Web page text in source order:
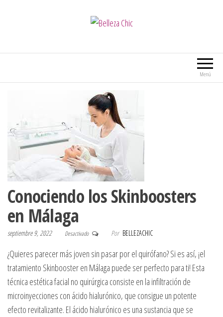
Menú
Conociendo los Skinboosters
en Málaga
septiembre 9, 2022 Desactivado Por BELLEZACHIC
¿Quieres parecer más joven sin pasar por el quirófano? Si es así, ¡el
tratamiento Skinbooster en Málaga puede ser perfecto para ti! Esta
técnica estética facial no quirúrgica consiste en la infiltración de
microinyecciones con ácido hialurónico, que consigue un potente
efecto revitalizante. El ácido hialurónico es una sustancia que se